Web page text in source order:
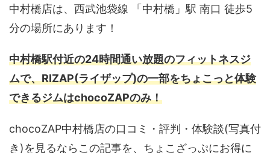
中村橋店は、西武池袋線 「中村橋」駅 南口 徒歩5
分の場所にあります！
中村橋駅付近の24時間通い放題のフィットネスジ
ムで、RIZAP(ライザップ)の一部をちょこっと体験
できるジムはchocoZAPのみ！
chocoZAP中村橋店の口コミ・評判・体験談(写真付
き)を見るならこの記事を、ちょこざっぷにお得に